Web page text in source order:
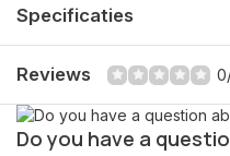
Specificaties
Reviews
Do you have a